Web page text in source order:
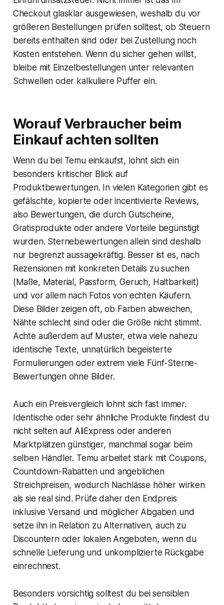
Checkout glasklar ausgewiesen, weshalb du vor
größeren Bestellungen prüfen solltest, ob Steuern
bereits enthalten sind oder bei Zustellung noch
Kosten entstehen. Wenn du sicher gehen willst,
bleibe mit Einzelbestellungen unter relevanten
Schwellen oder kalkuliere Puffer ein.
Worauf Verbraucher beim
Einkauf achten sollten
Wenn du bei Temu einkaufst, lohnt sich ein
besonders kritischer Blick auf
Produktbewertungen. In vielen Kategorien gibt es
gefälschte, kopierte oder incentivierte Reviews,
also Bewertungen, die durch Gutscheine,
Gratisprodukte oder andere Vorteile begünstigt
wurden. Sternebewertungen allein sind deshalb
nur begrenzt aussagekräftig. Besser ist es, nach
Rezensionen mit konkreten Details zu suchen
(Maße, Material, Passform, Geruch, Haltbarkeit)
und vor allem nach Fotos von echten Käufern.
Diese Bilder zeigen oft, ob Farben abweichen,
Nähte schlecht sind oder die Größe nicht stimmt.
Achte außerdem auf Muster, etwa viele nahezu
identische Texte, unnatürlich begeisterte
Formulierungen oder extrem viele Fünf-Sterne-
Bewertungen ohne Bilder.
Auch ein Preisvergleich lohnt sich fast immer.
Identische oder sehr ähnliche Produkte findest du
nicht selten auf AliExpress oder anderen
Marktplätzen günstiger, manchmal sogar beim
selben Händler. Temu arbeitet stark mit Coupons,
Countdown-Rabatten und angeblichen
Streichpreisen, wodurch Nachlässe höher wirken
als sie real sind. Prüfe daher den Endpreis
inklusive Versand und möglicher Abgaben und
setze ihn in Relation zu Alternativen, auch zu
Discountern oder lokalen Angeboten, wenn du
schnelle Lieferung und unkomplizierte Rückgabe
einrechnest.
Besonders vorsichtig solltest du bei sensiblen